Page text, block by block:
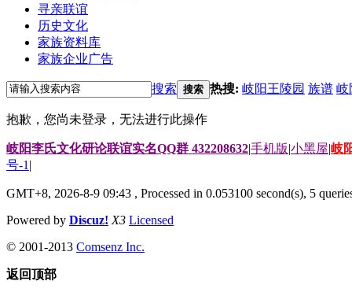
寻亲联谊
历史文化
家族资料库
家族企业广告
搜索 搜索 热搜: 岐阳王陵园 族谱 岐
抱歉，您尚未登录，无法进行此操作
岐阳李氏文化研论联谊实名QQ群 432208632|手机版|小黑屋|岐
号-1 |
GMT+8, 2026-8-9 09:43 , Processed in 0.053100 second(s), 5
Powered by Discuz! X3 Licensed
© 2001-2013 Comsenz Inc.
返回顶部